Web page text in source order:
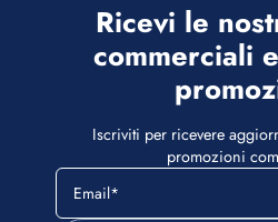
Ricevi le
commerciali
Iscriviti per ricevere
promozioni